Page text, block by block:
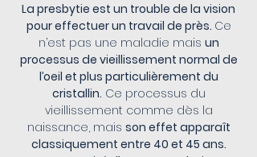
La presbytie est un trouble de la vision
pour effectuer un travail de près. Ce
n’est pas une maladie mais un
processus de vieillissement normal de
l’oeil et plus particulièrement du
cristallin. Ce processus du
vieillissement comme dès la
naissance, mais son effet apparaît
classiquement entre 40 et 45 ans.